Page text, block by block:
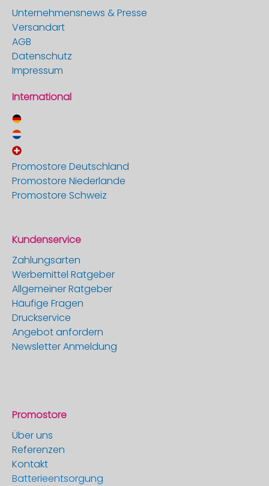
Unternehmensnews & Presse
Versandart
AGB
Datenschutz
Impressum
International
Promostore Deutschland
Promostore Niederlande
Promostore Schweiz
Kundenservice
Zahlungsarten
Werbemittel Ratgeber
Allgemeiner Ratgeber
Häufige Fragen
Druckservice
Angebot anfordern
Newsletter Anmeldung
Promostore
Über uns
Referenzen
Kontakt
Batterieentsorgung